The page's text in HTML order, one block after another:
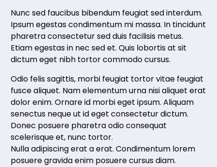
Nunc sed faucibus bibendum feugiat sed interdum.
Ipsum egestas condimentum mi massa. In tincidunt
pharetra consectetur sed duis facilisis metus.
Etiam egestas in nec sed et. Quis lobortis at sit
dictum eget nibh tortor commodo cursus.
Odio felis sagittis, morbi feugiat tortor vitae feugiat
fusce aliquet. Nam elementum urna nisi aliquet erat
dolor enim. Ornare id morbi eget ipsum. Aliquam
senectus neque ut id eget consectetur dictum.
Donec posuere pharetra odio consequat
scelerisque et, nunc tortor.
Nulla adipiscing erat a erat. Condimentum lorem
posuere gravida enim posuere cursus diam.